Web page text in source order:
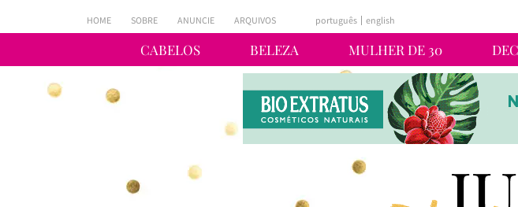
CABELOS BELEZA MULHER DE 30
HOME SOBRE ANUNCIE ARQUIVOS português english